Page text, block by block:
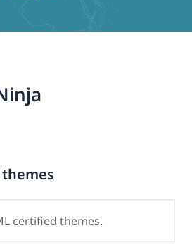
certified themes.